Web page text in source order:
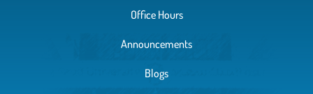
Office Hours
Announcements
Blogs